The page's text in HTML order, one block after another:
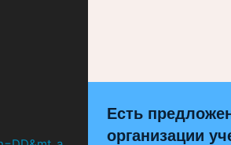
Есть
организации